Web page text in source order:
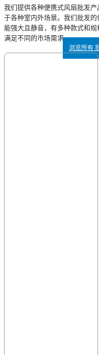
我们提供各种便携式风扇批发
于各种室内外场景。我们批发
能强大且静音，有多种款式和
满足不同的市场需求。
浏览所有